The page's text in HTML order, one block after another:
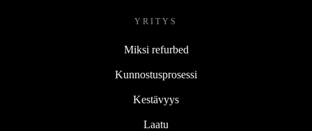
YRITYS
Miksi refurbed
Kunnostusprosessi
Kestävyys
Laatu